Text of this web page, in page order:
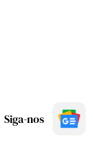
Siga-nos